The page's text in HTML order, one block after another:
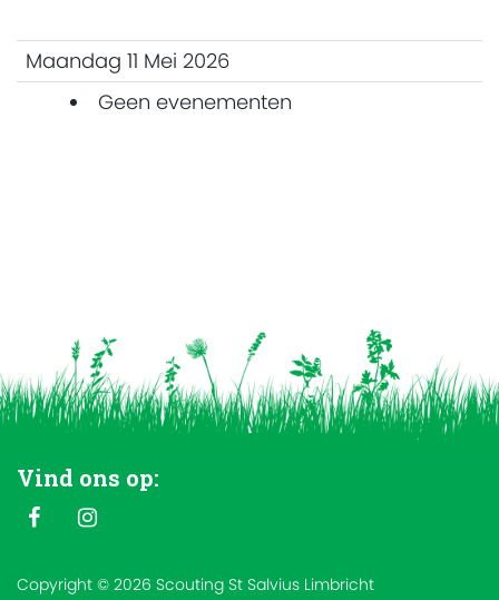
Maandag 11 Mei 2026
Geen evenementen
Vind ons op:
Copyright © 2026 Scouting St Salvius Limbricht